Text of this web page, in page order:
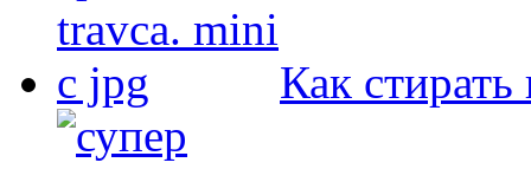
Как стирать